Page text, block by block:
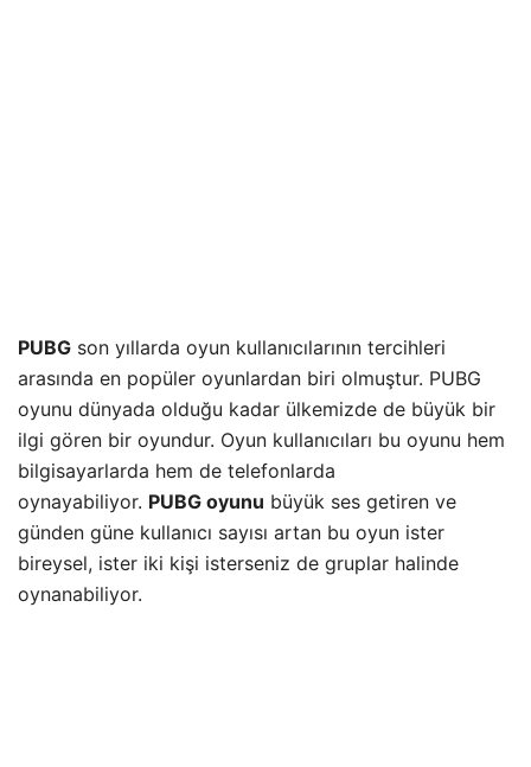
PUBG son yıllarda oyun kullanıcılarının tercihleri
arasında en popüler oyunlardan biri olmuştur. PUBG
oyunu dünyada olduğu kadar ülkemizde de büyük bir
ilgi gören bir oyundur. Oyun kullanıcıları bu oyunu hem
bilgisayarlarda hem de telefonlarda
oynayabiliyor. PUBG oyunu büyük ses getiren ve
günden güne kullanıcı sayısı artan bu oyun ister
bireysel, ister iki kişi isterseniz de gruplar halinde
oynanabiliyor.